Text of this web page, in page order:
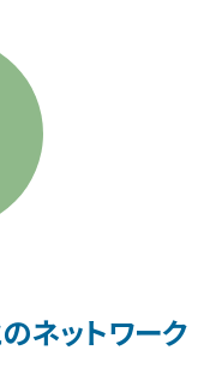
ネットワーク